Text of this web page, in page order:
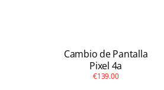
Cambio de Pantalla
Pixel 4a
€139.00